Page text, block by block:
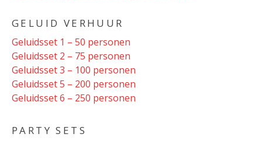
GELUID VERHUUR
Geluidsset 1 – 50 personen
Geluidsset 2 – 75 personen
Geluidsset 3 – 100 personen
Geluidsset 5 – 200 personen
Geluidsset 6 – 250 personen
PARTY SETS